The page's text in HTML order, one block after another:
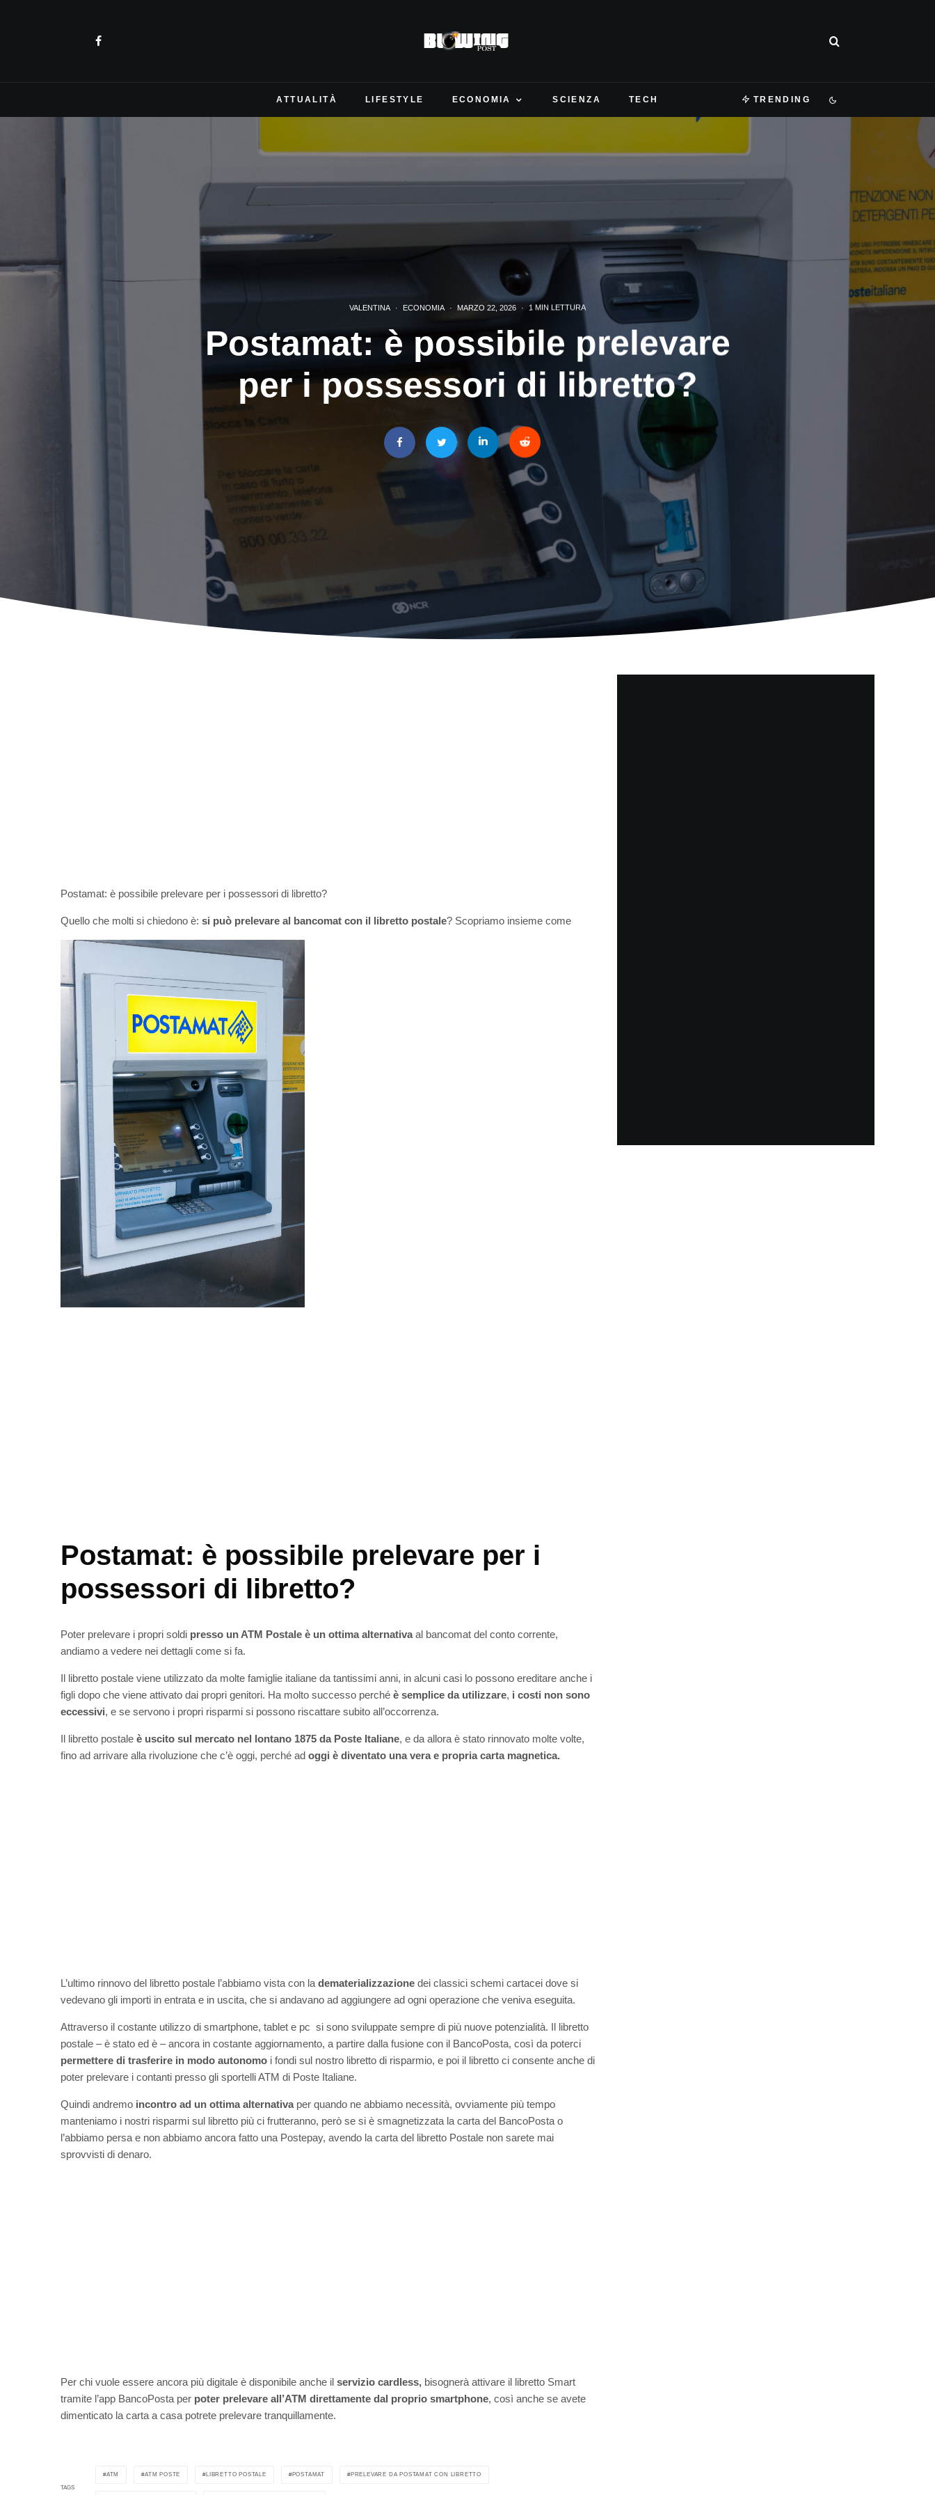
ATTUALITÀ LIFESTYLE ECONOMIA SCIENZA TECH TRENDING
VALENTINA · ECONOMIA · MARZO 22, 2026 · 1 MIN LETTURA
Postamat: è possibile prelevare
per i possessori di libretto?
Postamat: è possibile prelevare per i possessori di libretto?
Quello che molti si chiedono è: si può prelevare al bancomat con il libretto postale? Scopriamo insieme come
Postamat: è possibile prelevare per i
possessori di libretto?
Poter prelevare i propri soldi presso un ATM Postale è un ottima alternativaal bancomat del conto corrente,
andiamo a vedere nei dettagli come si fa.
Il libretto postale viene utilizzato da molte famiglie italiane da tantissimi anni, in alcuni casi lo possono ereditare anche i
figli dopo che viene attivato dai propri genitori. Ha molto successo perché è semplice da utilizzare, i costi non sono
eccessivi, e se servono i propri risparmi si possono riscattare subito all’occorrenza.
Il libretto postale è uscito sul mercato nel lontano 1875 da Poste Italiane, e da allora è stato rinnovato molte volte,
fino ad arrivare alla rivoluzione che c’è oggi, perché ad oggi è diventato una vera e propria carta magnetica.
L’ultimo rinnovo del libretto postale l’abbiamo vista con ladematerializzazione dei classici schemi cartacei dove si
vedevano gli importi in entrata e in uscita, che si andavano ad aggiungere ad ogni operazione che veniva eseguita.
Attraverso il costante utilizzo di smartphone, tablet e pc si sono sviluppate sempre di più nuove potenzialità.
Il libretto
postale – è stato ed è – ancora in costante aggiornamento, a partire dalla fusione con il BancoPosta, così da poterci
permettere di trasferire in modo autonomo i fondi sul nostro libretto di risparmio, e poi il libretto ci consente anche di
poter prelevare i contanti presso gli sportelli ATM di Poste Italiane.
Quindi andremo incontro ad un ottima alternativaper quando ne abbiamo necessità, ovviamente più tempo
manteniamo i nostri risparmi sul libretto più ci frutteranno, però se si è smagnetizzata la carta del BancoPosta o
l’abbiamo persa e non abbiamo ancora fatto una Postepay, avendo la carta del libretto Postale non sarete mai
sprovvisti di denaro.
Per chi vuole essere ancora più digitale è disponibile anche il servizio cardless, bisognerà attivare il libretto Smart
tramite l’app BancoPosta per poter prelevare all’ATM direttamente dal proprio smartphone, così anche se avete
dimenticato la carta a casa potrete prelevare tranquillamente.
TAGS
ATM ATM POSTE LIBRETTO POSTALE POSTAMAT PRELEVARE DA POSTAMAT CON LIBRETTO